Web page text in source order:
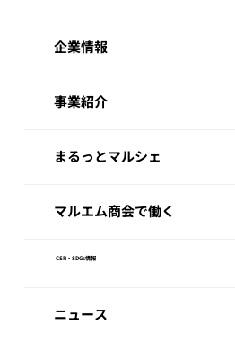
企業情報
事業紹介
まるっとマルシェ
マルエム商会で働く
CSR・SDGs情報
ニュース